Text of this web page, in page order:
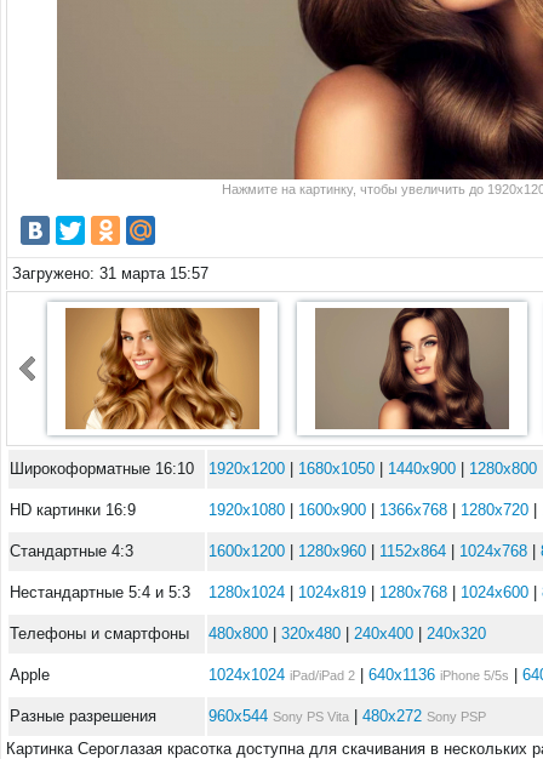
Нажмите на картинку, чтобы увеличить до
Загружено: 31 марта 15:57
Широкоформатные 16:10 1920x1200 1680x1050 1440x900 1280x800
HD картинки 16:9 1920x1080 1600x900 1366x768 1280x720
Стандартные 4:3 1600x1200 1280x960 1152x864 1024x768
Нестандартные 5:4 и 5:3 1280x1024 1024x819 1280x768 1024x600
Телефоны и смартфоны 480x800 320x480 240x400 240x320
Apple 1024x1024 iPad/iPad 2 640x1136 iPhone 5/5s
Разные разрешения 960x544 Sony PS Vita 480x272 Sony PSP
Картинка Сероглазая красотка доступна для скачивания в